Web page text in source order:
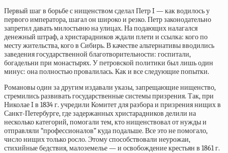
Первый шаг в борьбе с нищенством сделал Петр I — как водилось у
первого императора, шагал он широко и резко. Петр законодательно
запретил давать милостыню на улицах. На подающих налагался
денежный штраф, а христарадников ждали плети и ссылка: кого по
месту жительства, кого в Сибирь. В качестве альтернативы вводились
заведения государственной благотворительности: госпитали,
богадельни при монастырях. У петровской политики был лишь один
минус: она полностью провалилась. Как и все следующие попытки.
Романовы один за другим издавали указы, запрещающие нищенство,
стремились развивать государственные системы призрения. Так, при
Николае I в 1834 г. учредили Комитет для разбора и призрения нищих в
Санкт-Петербурге, где задержанных христарадников делили на
несколько категорий, помогали тем, кто нищенствовал от нужды и
отправляли “профессионалов” куда подальше. Все это не помогало,
число нищих только росло. Этому способствовали неурожаи,
стихийные бедствия, малоземелье — и освобождение крестьян в 1861 г.